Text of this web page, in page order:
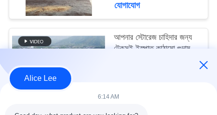
যোগাযোগ
আপনার স্টোরেজ চাহিদার জন্য
টেকসই ইস্পাত কাঠামো গুদাম
Alice Lee
6:14 AM